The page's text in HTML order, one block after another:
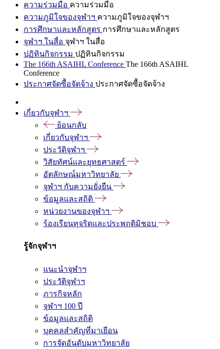
ความร่วมมือ ความร่วมมือ
ความภูมิใจของจุฬาฯ ความภูมิใจของจุฬาฯ
การศึกษาและหลักสูตร การศึกษาและหลักสูตร
จุฬาฯ ในสื่อ จุฬาฯ ในสื่อ
ปฏิทินกิจกรรม ปฏิทินกิจกรรม
The 166th ASAIHL Conference The 166th ASAIHL
Conference
ประกาศจัดซื้อจัดจ้าง ประกาศจัดซื้อจัดจ้าง
เกี่ยวกับจุฬาฯ
ย้อนกลับ
เกี่ยวกับจุฬาฯ
ประวัติจุฬาฯ
วิสัยทัศน์และยุทธศาสตร์
อัตลักษณ์มหาวิทยาลัย
จุฬาฯ กับความยั่งยืน
ข้อมูลและสถิติ
หน่วยงานของจุฬาฯ
ร้องเรียนทุจริตและประพฤติมิชอบ
รู้จักจุฬาฯ
แนะนำจุฬาฯ
ประวัติจุฬาฯ
ภารกิจหลัก
จุฬาฯ 100 ปี
ข้อมูลและสถิติ
บุคคลสำคัญที่มาเยือน
การจัดอันดับมหาวิทยาลัย